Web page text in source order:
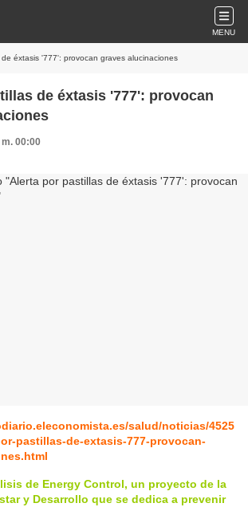
MENU
éxtasis '777': provocan graves alucinaciones
de éxtasis '777': provocan
m. 00:00
salud/noticias/4525
pastillas-de-extasis-777-provocan-
de Energy Control, un proyecto de la
y Desarrollo que se dedica a prevenir